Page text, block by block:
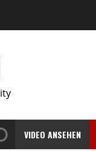
VIDEO ANSEHEN